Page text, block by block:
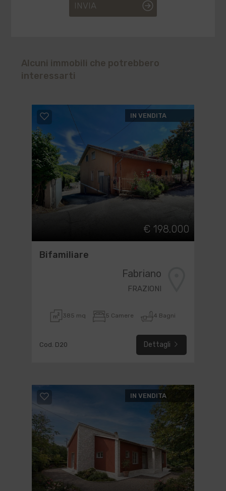
INVIA
Alcuni immobili che potrebbero
interessarti
IN VENDITA
€ 198.000
Bifamiliare
Fabriano
FRAZIONI
385 mq 5 Camere 4 Bagni
Cod. D20 Dettagli
IN VENDITA